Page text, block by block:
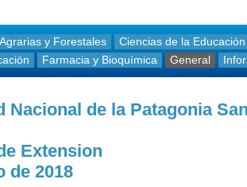
y Forestales
Ciencias de la Educación
Farmacia y Bioquímica General
Nacional de la Patagonia
Extension
de 2018